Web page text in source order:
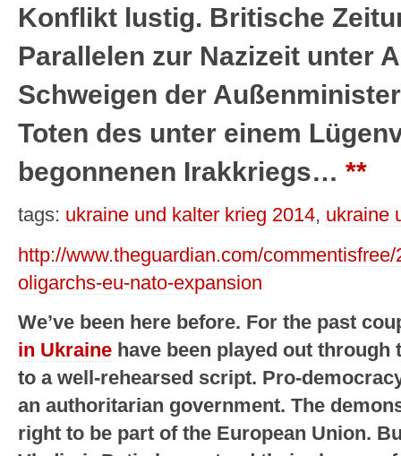
Konflikt lustig. Britische
Parallelen zur Nazizeit unter
Schweigen der
Toten des unter einem
begonnenen Irakkriegs… **
tags: ukraine und kalter krieg 2014, ukraine
http://www.theguardian.com/
oligarchs-eu-nato-expansion
We’ve been here before. For the past
in Ukraine have been played out
to a well-rehearsed script. Pro-
an authoritarian government. The
right to be part of the European Union.